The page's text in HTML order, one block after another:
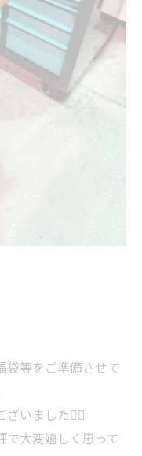
袋等をご準備させて
いました🙇‍♂️
大変嬉しく思って